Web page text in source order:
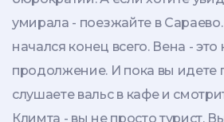
умирала - поезжайте в Сараево.
начался конец всего. Вена - это
продолжение. И пока вы идете
слушаете вальс в кафе и
Климта - вы не просто турист.